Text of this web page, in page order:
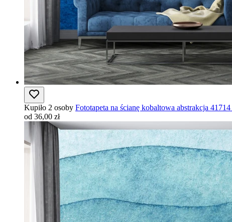
Kupiło 2 osoby Fototapeta na ścianę kobaltowa abstrakcja 41714
od 36,00 zł